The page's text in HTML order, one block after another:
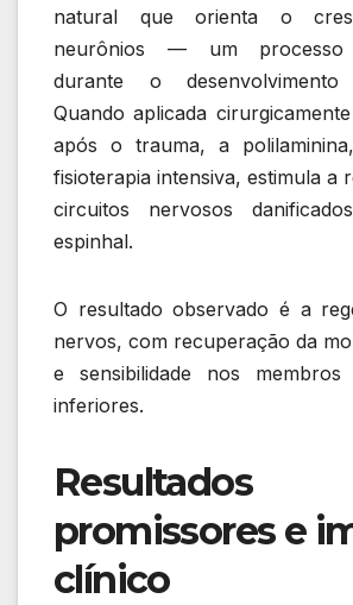
natural que orienta o
neurônios — um processo
durante o desenvolvimento
Quando aplicada
após o trauma, a
fisioterapia intensiva, estimula a
circuitos nervosos
espinhal.
O resultado observado é a
nervos, com recuperação da
e sensibilidade nos
inferiores.
Resultados
promissores e
clínico